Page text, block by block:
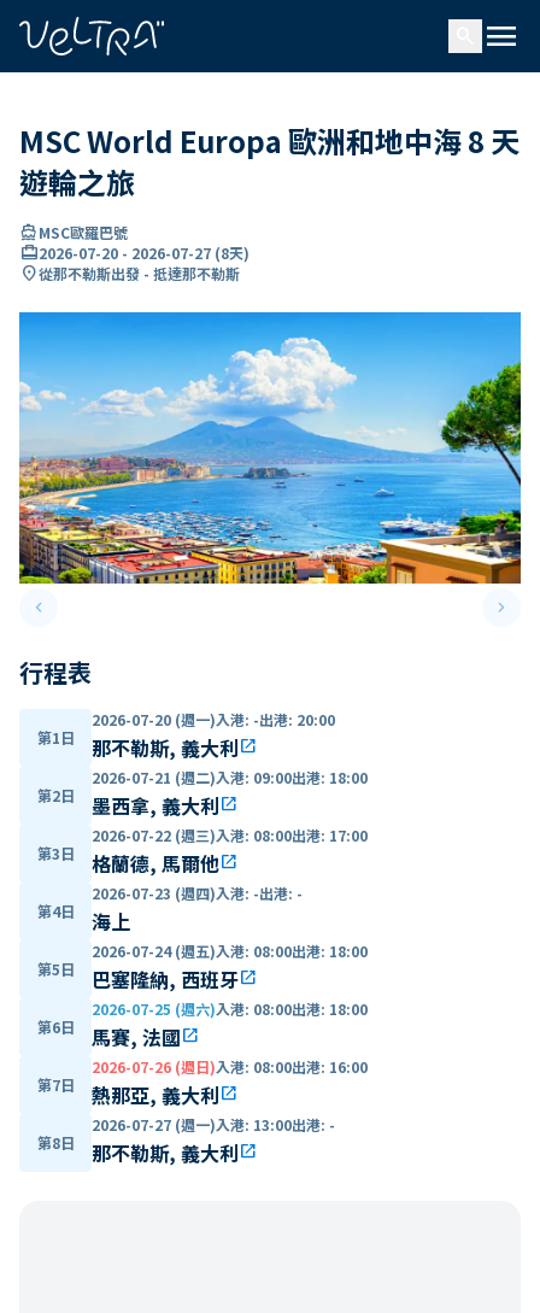
menu
MSC World Europa 歐洲和地中海 8 天
遊輪之旅
directions_boatMSC歐羅巴號
card_travel2026-07-20 - 2026-07-27 (8天)
location_on從那不勒斯出發 - 抵達那不勒斯
keyboard_arrow_leftPrevious slide keyboard_arrow_right
行程表
第1日
2026-07-20 (週一)入港: -出港: 20:00
那不勒斯, 義大利open_in_new
第2日
2026-07-21 (週二)入港: 09:00出港: 18:00
墨西拿, 義大利open_in_new
第3日
2026-07-22 (週三)入港: 08:00出港: 17:00
格蘭德, 馬爾他open_in_new
第4日
2026-07-23 (週四)入港: -出港: -
海上
第5日
2026-07-24 (週五)入港: 08:00出港: 18:00
巴塞隆納, 西班牙open_in_new
第6日
2026-07-25 (週六)入港: 08:00出港: 18:00
馬賽, 法國open_in_new
第7日
2026-07-26 (週日)入港: 08:00出港: 16:00
熱那亞, 義大利open_in_new
第8日
2026-07-27 (週一)入港: 13:00出港: -
那不勒斯, 義大利open_in_new